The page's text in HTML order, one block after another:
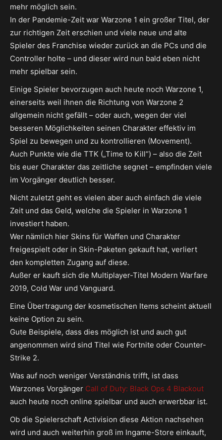
mehr möglich sein.
In der Pandemie-Zeit war Warzone 1 ein großer Titel, der
zur richtigen Zeit erschien und viele neue und alte
Spieler des Franchise wieder zurück an die PCs und die
Controller holte – und dieser wird nun bald eben nicht
mehr spielbar sein.
Einige Spieler bevorzugen auch heute noch Warzone 1,
einerseits weil ihnen die Richtung von Warzone 2
allgemein nicht gefällt – oder auch, wegen der viel
besseren Möglichkeiten seinen Charakter effektiv im
Spiel zu bewegen und zu kontrollieren (Movement).
Auch Punkte wie die TTK („Time to Kill“) – also die Zeit
bis euer Charakter das zeitliche segnet – empfinden viele
im Vorgänger deutlich besser.
Nicht zuletzt geht es vielen aber auch einfach die viele
Zeit und das Geld, welche die Spieler in Warzone 1
investiert haben.
Wer nämlich hier Skins für Waffen und Charakter
freigespielt oder in Skin-Paketen gekauft hat, verliert
den kompletten Zugang auf diese.
Außer er kauft sich die Multiplayer-Titel Modern Warfare
2019, Cold War und Vanguard.
Eine Übertragung der kosmetischen Items scheint aktuell
keine Option zu sein.
Gute Beispiele, dass dies möglich ist und auch gut
angenommen wird sind Titel wie Fortnite oder Counter-
Strike 2.
Was auf noch weniger Verständnis trifft, ist dass
Warzones Vorgänger Call of Duty: Black Ops 4 Blackout
auch heute noch online spielbar und auch erwerbbar ist.
Ob die Spielerschaft Activision diese Aktion nachsehen
wird und auch weiterhin groß im Ingame-Store einkauft,